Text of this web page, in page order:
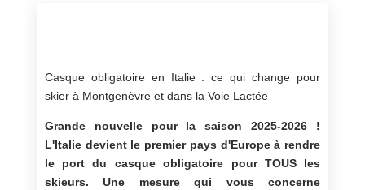
Casque obligatoire en Italie : ce qui change pour
skier à Montgenèvre et dans la Voie Lactée
Grande nouvelle pour la saison 2025-2026 !
L'Italie devient le premier pays d'Europe à rendre
le port du casque obligatoire pour TOUS les
skieurs. Une mesure qui vous concerne